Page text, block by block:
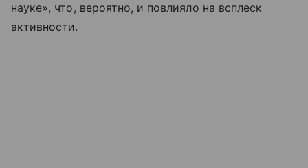
науке», что, вероятно, и повлияло на всплеск
активности.